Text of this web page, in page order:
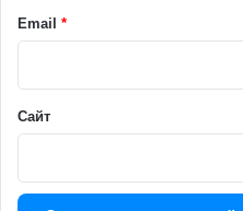
йEmail *
Сайт